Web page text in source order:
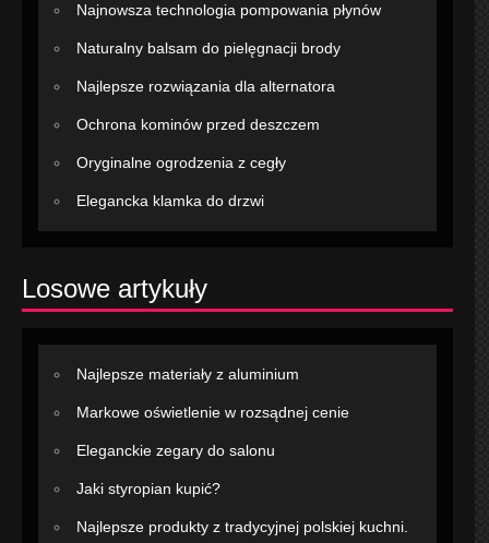
Najnowsza technologia pompowania płynów
Naturalny balsam do pielęgnacji brody
Najlepsze rozwiązania dla alternatora
Ochrona kominów przed deszczem
Oryginalne ogrodzenia z cegły
Elegancka klamka do drzwi
Losowe artykuły
Najlepsze materiały z aluminium
Markowe oświetlenie w rozsądnej cenie
Eleganckie zegary do salonu
Jaki styropian kupić?
Najlepsze produkty z tradycyjnej polskiej kuchni.